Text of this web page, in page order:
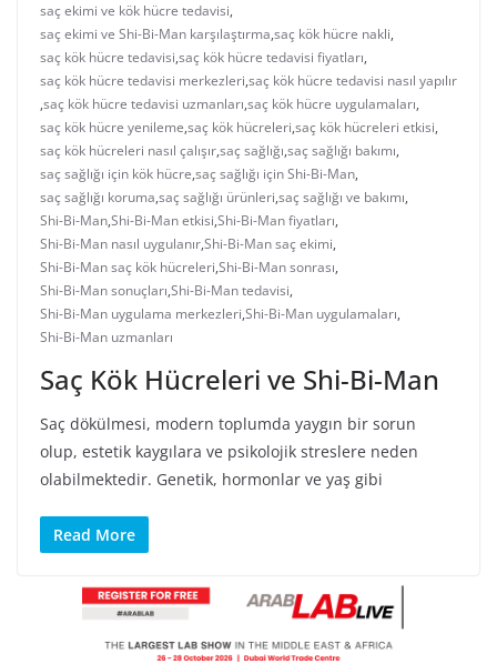
saç ekimi ve kök hücre tedavisi,
saç ekimi ve Shi-Bi-Man karşılaştırma,saç kök hücre nakli,
saç kök hücre tedavisi,saç kök hücre tedavisi fiyatları,
saç kök hücre tedavisi merkezleri,saç kök hücre tedavisi nasıl yapılır
,saç kök hücre tedavisi uzmanları,saç kök hücre uygulamaları,
saç kök hücre yenileme,saç kök hücreleri,saç kök hücreleri etkisi,
saç kök hücreleri nasıl çalışır,saç sağlığı,saç sağlığı bakımı,
saç sağlığı için kök hücre,saç sağlığı için Shi-Bi-Man,
saç sağlığı koruma,saç sağlığı ürünleri,saç sağlığı ve bakımı,
Shi-Bi-Man,Shi-Bi-Man etkisi,Shi-Bi-Man fiyatları,
Shi-Bi-Man nasıl uygulanır,Shi-Bi-Man saç ekimi,
Shi-Bi-Man saç kök hücreleri,Shi-Bi-Man sonrası,
Shi-Bi-Man sonuçları,Shi-Bi-Man tedavisi,
Shi-Bi-Man uygulama merkezleri,Shi-Bi-Man uygulamaları,
Shi-Bi-Man uzmanları
Saç Kök Hücreleri ve Shi-Bi-Man
Saç dökülmesi, modern toplumda yaygın bir sorun
olup, estetik kaygılara ve psikolojik streslere neden
olabilmektedir. Genetik, hormonlar ve yaş gibi
Read More